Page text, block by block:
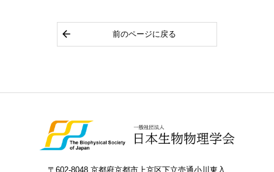
前のページに戻る
〒602-8048 京都府京都市上京区下立売通小川東入